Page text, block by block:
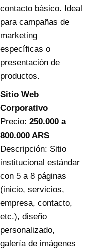
contacto básico. Ideal
para campañas de
marketing
específicas o
presentación de
productos.
Sitio Web
Corporativo
Precio: 250.000 a
800.000 ARS
Descripción: Sitio
institucional estándar
con 5 a 8 páginas
(inicio, servicios,
empresa, contacto,
etc.), diseño
personalizado,
galería de imágenes